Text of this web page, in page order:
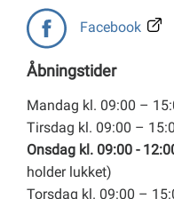
Facebook
Åbningstider
Mandag kl. 09:00 –
Tirsdag kl. 09:00 –
Onsdag kl. 09:00 -
holder lukket)
Torsdag kl. 09:00 –